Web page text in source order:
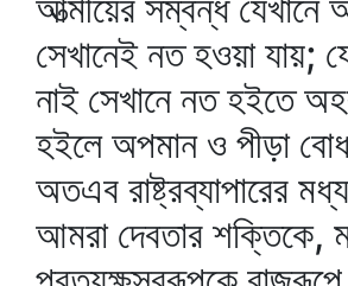
সেখানেই নত হওয়া যায়;
নাই সেখানে নত হইতে
হইলে অপমান ও পীড়া
অতএব রাষ্ট্রব্যাপারের
আমরা দেবতার শক্তিকে,